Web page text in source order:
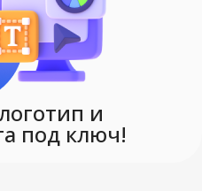
и
под ключ!